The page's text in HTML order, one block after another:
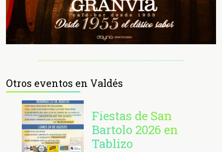
Otros eventos en Valdés
Fiestas de San
Bartolo 2026 en
Tablizo